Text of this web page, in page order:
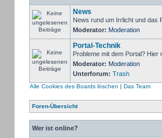
News
News rund um Irrlicht und das
Moderator: Moderation
Portal-Technik
Probleme mit dem Portal? Hier
Moderator: Moderation
Unterforum: Trash
Alle Cookies des Boards löschen | Das Team
Foren-Übersicht
Wer ist online?